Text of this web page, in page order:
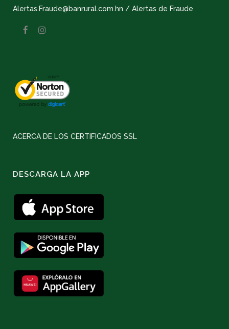
Alertas.Fraude@banrural.com.hn / Alertas de Fraude
ACERCA DE LOS CERTIFICADOS SSL
DESCARGA LA APP